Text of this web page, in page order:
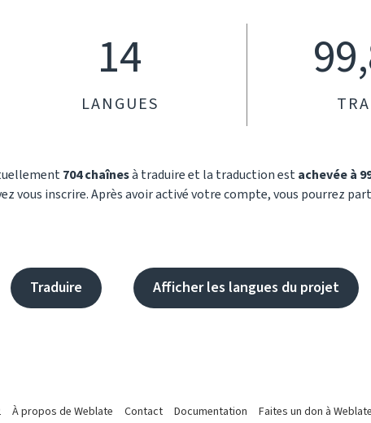
14
LANGUES
704 chaînesà traduire et la traduction estachevée à
vous inscrire. Après avoir activé votre compte, vous pourrez
Traduire Afficher les langues du projet
À propos de Weblate Contact Documentation Faites un don à Weblate